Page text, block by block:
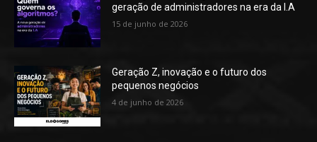
geração de administradores na era da I.A
15 de junho de 2026
Geração Z, inovação e o futuro dos
pequenos negócios
4 de junho de 2026